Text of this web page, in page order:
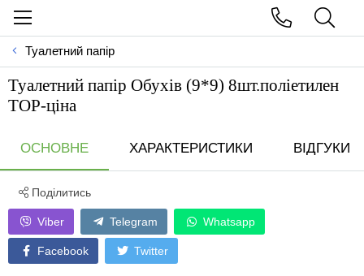
Туалетний папір
Туалетний папір Обухів (9*9) 8шт.поліетилен
ТОР-цiна
ОСНОВНЕ ХАРАКТЕРИСТИКИ ВІДГУКИ
Поділитись
Viber Telegram Whatsapp
Facebook Twitter